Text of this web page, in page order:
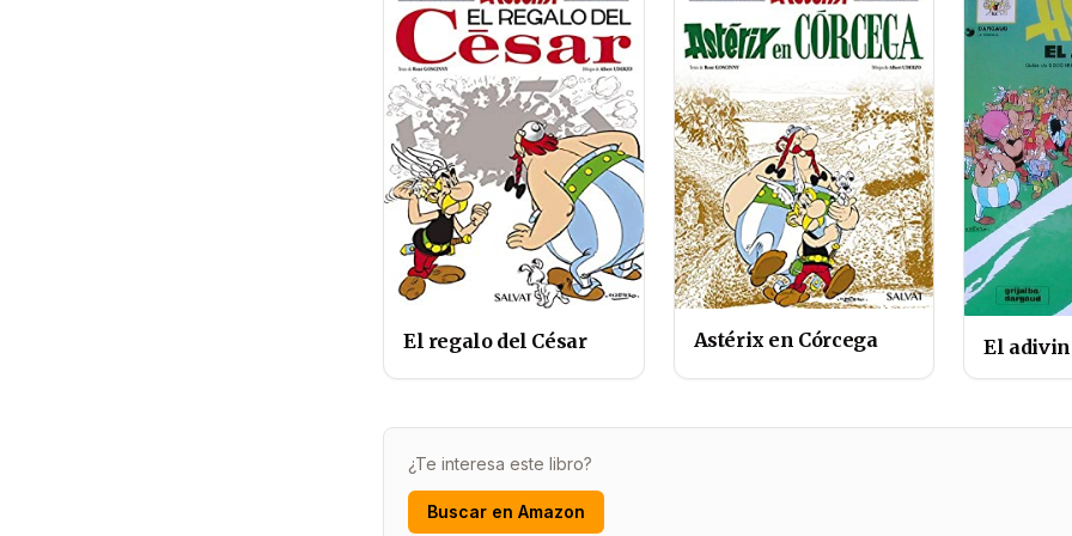
El regalo del César Astérix en Córcega El
¿Te interesa este libro?
Buscar en Amazon